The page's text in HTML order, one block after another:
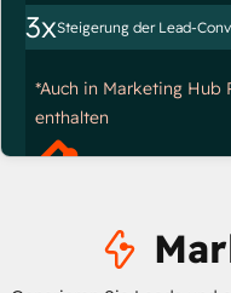
3xSteigerung der Lead-
*Auch in Marketing Hub
enthalten